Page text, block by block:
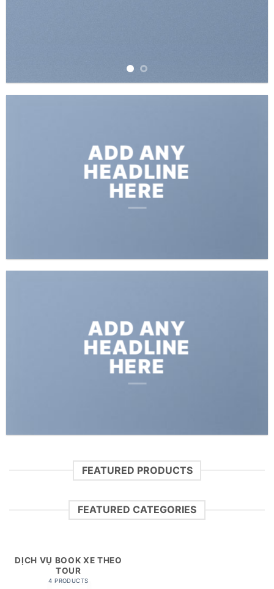
ADD ANY
HEADLINE
HERE
ADD ANY
HEADLINE
HERE
FEATURED PRODUCTS
FEATURED CATEGORIES
DỊCH VỤ BOOK XE THEO
TOUR
4 PRODUCTS